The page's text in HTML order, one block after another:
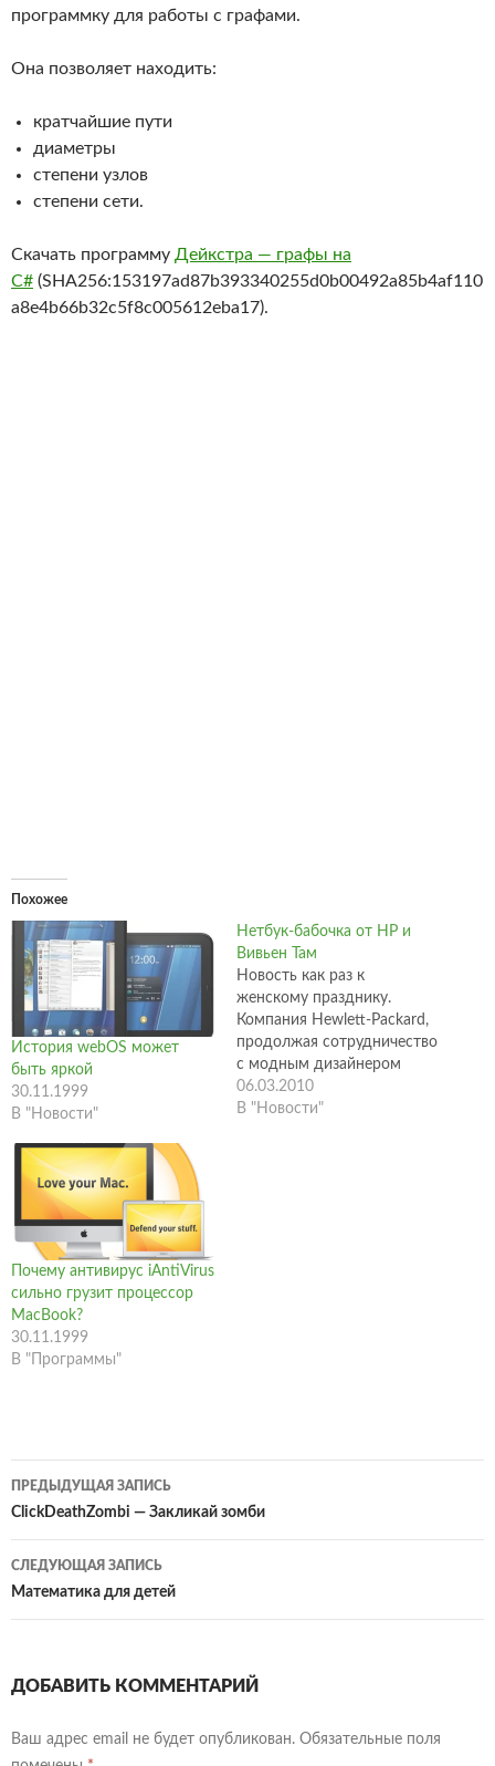
программку для работы с графами.
Она позволяет находить:
кратчайшие пути
диаметры
степени узлов
степени сети.
Скачать программу Дейкстра — графы на
C# (SHA256:153197ad87b393340255d0b00492a85b4af110
a8e4b66b32c5f8c005612eba17).
Похожее
История webOS может
быть яркой
30.11.1999
В "Новости"
Нетбук-бабочка от HP и
Вивьен Там
Новость как раз к
женскому празднику.
Компания Hewlett-Packard,
продолжая сотрудничество
с модным дизайнером
Вивьен Там, представила
оформленную по-новому
06.03.2010
В "Новости"
Почему антивирус iAntiVirus
сильно грузит процессор
MacBook?
30.11.1999
В "Программы"
Навигация
по
записям
ПРЕДЫДУЩАЯ ЗАПИСЬ
ClickDeathZombi — Закликай зомби
СЛЕДУЮЩАЯ ЗАПИСЬ
Математика для детей
ДОБАВИТЬ КОММЕНТАРИЙ
Ваш адрес email не будет опубликован. Обязательные поля